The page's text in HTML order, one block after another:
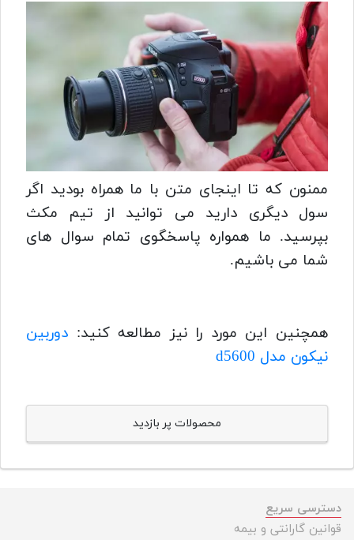
ممنون که تا اینجای متن با ما همراه بودید اگر
سول دیگری دارید می توانید از تیم مکث
بپرسید. ما همواره پاسخگوی تمام سوال های
شما می باشیم.
همچنین این مورد را نیز مطالعه کنید: دوربین
نیکون مدل d5600
محصولات پر بازدید
دسترسی سریع
قوانین گارانتی و بیمه